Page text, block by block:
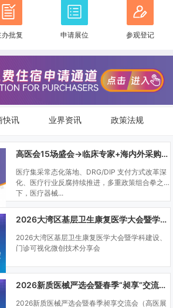
办批复 申请展位 参观登记
快讯 业界资讯 政策法规
高医会15场盛会→临床专家+海内外采购商双向对接
医疗集采常态化落地、DRG/DIP 支付方式改革深
化、医疗行业反腐持续推进，多重政策组合拳之
下，医疗器械...
2026大湾区基层卫生康复医学大会暨学科建设、门诊可视化微创技术分享会
2026大湾区基层卫生康复医学大会暨学科建设、
门诊可视化微创技术分享会
2026新质医械严选会暨春季“昶享”交流会（高医展站）
2026新质医械严选会暨春季昶享交流会（高医展